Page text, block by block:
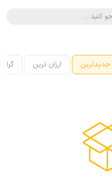
کنید ....
جدیدترین ارزان ترین